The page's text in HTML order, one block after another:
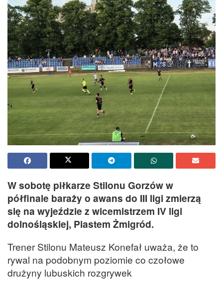
W sobotę piłkarze Stilonu Gorzów w
półfinale baraży o awans do III ligi zmierzą
się na wyjeździe z wicemistrzem IV ligi
dolnośląskiej, Piastem Żmigród.
Trener Stilonu Mateusz Konefał uważa, że to
rywal na podobnym poziomie co czołowe
drużyny lubuskich rozgrywek